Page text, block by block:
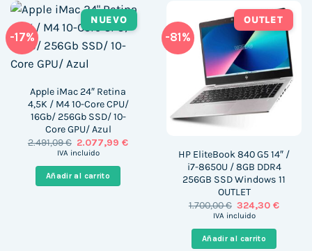
-17%
NUEVO
Apple iMac 24″ Retina
4,5K / M4 10-Core CPU/
16Gb/ 256Gb SSD/ 10-
Core GPU/ Azul
2.491,09€ El
precio
era:
2.491,09 €.
2.077,99€El
IVA incluido
Añadir al carrito
-81%
OUTLET
HP EliteBook 840 G5 14″ /
i7-8650U / 8GB DDR4
256GB SSD Windows 11
OUTLET
1.700,00€ El
precio
era:
1.700,00 €.
324,30€El
IVA incluido
Añadir al carrito